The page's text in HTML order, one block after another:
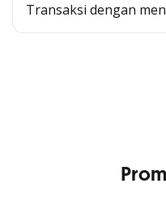
Transaksi dengan
Cross Selling